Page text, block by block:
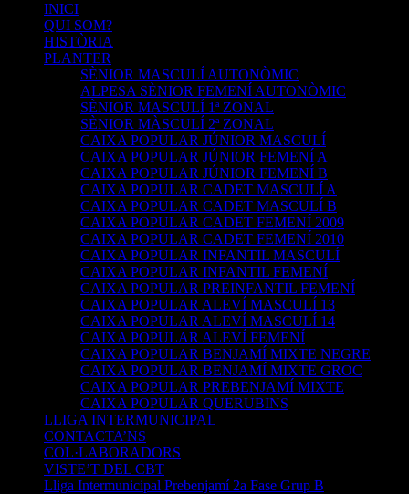
INICI
QUI SOM?
HISTÒRIA
PLANTER
SÈNIOR MASCULÍ AUTONÒMIC
ALPESA SÈNIOR FEMENÍ AUTONÒMIC
SÈNIOR MASCULÍ 1ª ZONAL
SÈNIOR MÀSCULÍ 2ª ZONAL
CAIXA POPULAR JÚNIOR MASCULÍ
CAIXA POPULAR JÚNIOR FEMENÍ A
CAIXA POPULAR JÚNIOR FEMENÍ B
CAIXA POPULAR CADET MASCULÍ A
CAIXA POPULAR CADET MASCULÍ B
CAIXA POPULAR CADET FEMENÍ 2009
CAIXA POPULAR CADET FEMENÍ 2010
CAIXA POPULAR INFANTIL MASCULÍ
CAIXA POPULAR INFANTIL FEMENÍ
CAIXA POPULAR PREINFANTIL FEMENÍ
CAIXA POPULAR ALEVÍ MASCULÍ 13
CAIXA POPULAR ALEVÍ MASCULÍ 14
CAIXA POPULAR ALEVÍ FEMENÍ
CAIXA POPULAR BENJAMÍ MIXTE NEGRE
CAIXA POPULAR BENJAMÍ MIXTE GROC
CAIXA POPULAR PREBENJAMÍ MIXTE
CAIXA POPULAR QUERUBINS
LLIGA INTERMUNICIPAL
CONTACTA’NS
COL·LABORADORS
VISTE’T DEL CBT
Lliga Intermunicipal Prebenjamí 2a Fase Grup B